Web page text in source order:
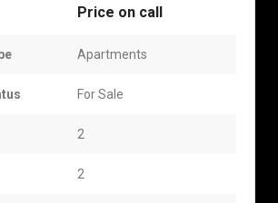
Price on call
Apartments
For Sale
2
2